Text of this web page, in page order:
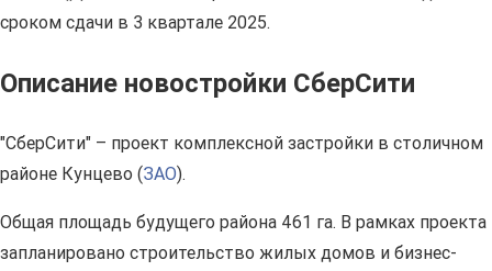
сроком сдачи в 3 квартале 2025.
Описание новостройки СберСити
"СберСити" – проект комплексной застройки в столичном
районе Кунцево (ЗАО).
Общая площадь будущего района 461 га. В рамках проекта
запланировано строительство жилых домов и бизнес-